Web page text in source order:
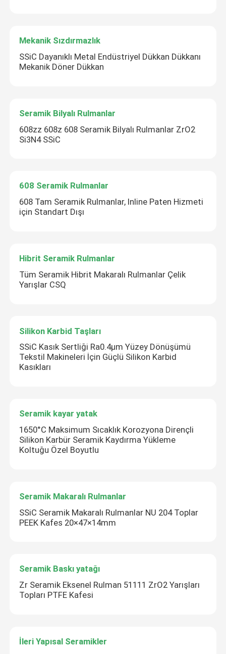
Mekanik Sızdırmazlık
SSiC Dayanıklı Metal Endüstriyel Dükkan Dükkanı
Mekanik Döner Dükkan
Seramik Bilyalı Rulmanlar
608zz 608z 608 Seramik Bilyalı Rulmanlar ZrO2
Si3N4 SSiC
608 Seramik Rulmanlar
608 Tam Seramik Rulmanlar, Inline Paten Hizmeti
için Standart Dışı
Hibrit Seramik Rulmanlar
Tüm Seramik Hibrit Makaralı Rulmanlar Çelik
Yarışlar CSQ
Silikon Karbid Taşları
SSiC Kasık Sertliği Ra0.4μm Yüzey Dönüşümü
Tekstil Makineleri İçin Güçlü Silikon Karbid
Kasıkları
Seramik kayar yatak
1650°C Maksimum Sıcaklık Korozyona Dirençli
Silikon Karbür Seramik Kaydırma Yükleme
Koltuğu Özel Boyutlu
Seramik Makaralı Rulmanlar
SSiC Seramik Makaralı Rulmanlar NU 204 Toplar
PEEK Kafes 20×47×14mm
Seramik Baskı yatağı
Zr Seramik Eksenel Rulman 51111 ZrO2 Yarışları
Topları PTFE Kafesi
İleri Yapısal Seramikler